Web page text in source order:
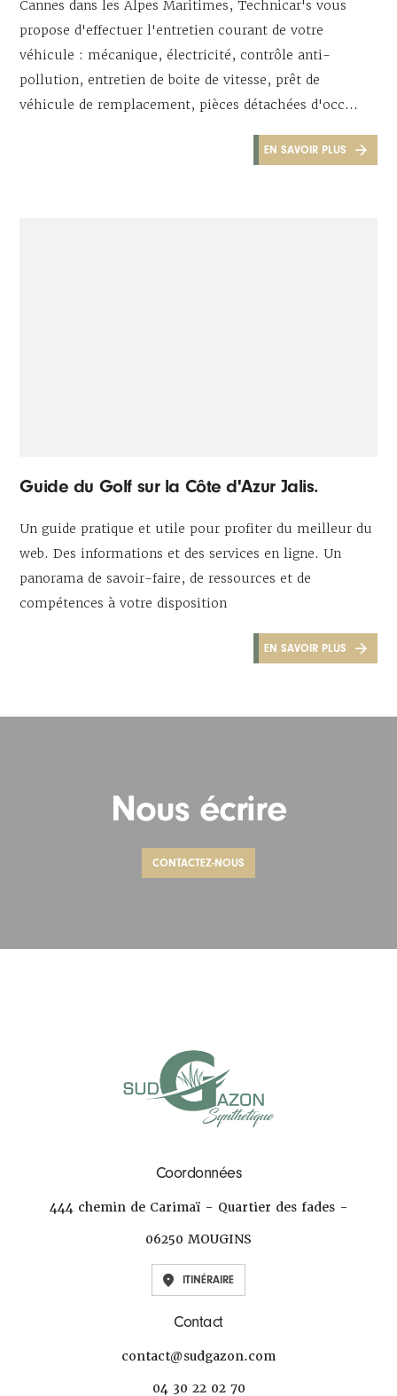
Cannes dans les Alpes Maritimes, Technicar's vous
propose d'effectuer l'entretien courant de votre
véhicule : mécanique, électricité, contrôle anti-
pollution, entretien de boite de vitesse, prêt de
véhicule de remplacement, pièces détachées d'occ...
EN SAVOIR PLUS
Guide du Golf sur la Côte d'Azur Jalis.
Un guide pratique et utile pour profiter du meilleur du
web. Des informations et des services en ligne. Un
panorama de savoir-faire, de ressources et de
compétences à votre disposition
EN SAVOIR PLUS
Nous écrire
CONTACTEZ-NOUS
Coordonnées
444 chemin de Carimaï - Quartier des fades -
06250 MOUGINS
ITINÉRAIRE
Contact
contact@sudgazon.com
04 30 22 02 70